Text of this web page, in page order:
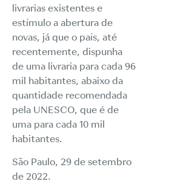
livrarias existentes e
estímulo a abertura de
novas, já que o país, até
recentemente, dispunha
de uma livraria para cada 96
mil habitantes, abaixo da
quantidade recomendada
pela UNESCO, que é de
uma para cada 10 mil
habitantes.
São Paulo, 29 de setembro
de 2022.